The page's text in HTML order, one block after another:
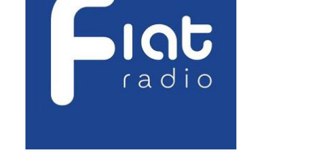
Pierwsza Komunia Święta 2019
Imieniny Ks Kanonika
Wigilia Paschalna 2019
Wielki Piątek 2019
Droga Krzyżowa w parafii św. Jakuba